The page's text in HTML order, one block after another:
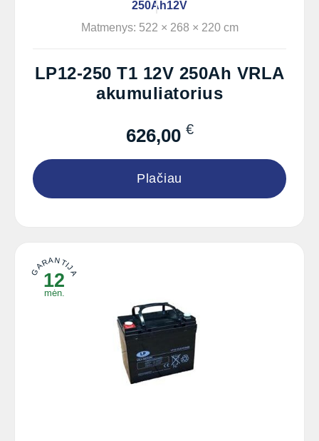
250Ah12V
Matmenys: 522 × 268 × 220 cm
LP12-250 T1 12V 250Ah VRLA
akumuliatorius
626,00 €
Plačiau
GARANTIJA
12
mėn.